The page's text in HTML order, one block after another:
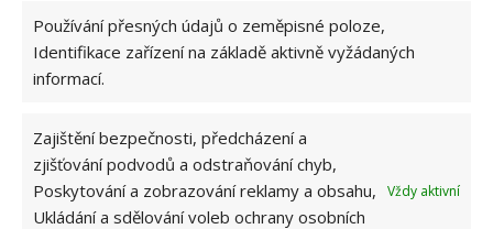
Používání přesných údajů o zeměpisné poloze,
Identifikace zařízení na základě aktivně vyžádaných
informací.
Zajištění bezpečnosti, předcházení a
zjišťování podvodů a odstraňování chyb,
Poskytování a zobrazování reklamy a obsahu,
Ukládání a sdělování voleb ochrany osobních
Vždy aktivní
ŽHAVÉ NOVINKY
Kdo vyhazuje kávovou sedlinu do koše, dělá
velkou chybu. Odpuzuje totiž škůdce a
rostlinám dodává živiny
9.8.2026